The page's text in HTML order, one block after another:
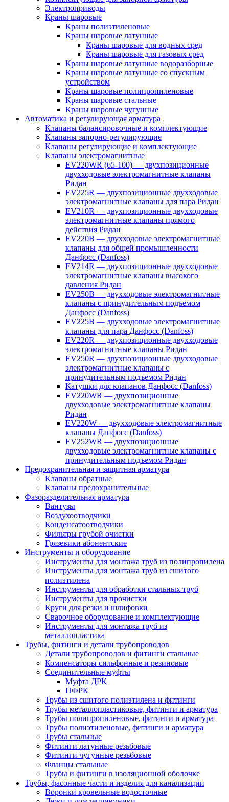
Электроприводы
Краны шаровые
Краны полиэтиленовые
Краны шаровые латунные
Краны шаровые для водных сред
Краны шаровые для газовых сред
Краны шаровые латунные водоразборные
Краны шаровые латунные со спускным
устройством
Краны шаровые полипропиленовые
Краны шаровые стальные
Краны шаровые чугунные
Автоматика и регулирующая арматура
Клапаны балансировочные и комплектующие
Клапаны запорно-регулирующие
Клапаны регулирующие и комплектующие
Клапаны электромагнитные
EV220WR (65-100) — двухпозиционные
двухходовые электромагнитные клапаны
Ридан
EV225R — двухпозиционные двухходовые
электромагнитные клапаны для пара Ридан
EV210R — двухпозиционные двухходовые
электромагнитные клапаны прямого
действия Ридан
EV220B — двухходовые электромагнитные
клапаны для общей промышленности
Данфосс (Danfoss)
EV214R — двухпозиционные двухходовые
электромагнитные клапаны высокого
давления Ридан
EV250B — двухходовые электромагнитные
клапаны с принудительным подъемом
Данфосс (Danfoss)
EV225B — двухходовые электромагнитные
клапаны для пара Данфосс (Danfoss)
EV220R — двухпозиционные двухходовые
электромагнитные клапаны Ридан
EV250R — двухпозиционные двухходовые
электромагнитные клапаны с
принудительным подъемом Ридан
Катушки для клапанов Данфосс (Danfoss)
EV220WR — двухпозиционные
двухходовые электромагнитные клапаны
Ридан
EV220W — двухходовые электромагнитные
клапаны Данфосс (Danfoss)
EV252WR — двухпозиционные
двухходовые электромагнитные клапаны с
принудительным подъемом Ридан
Предохранительная и защитная арматура
Клапаны обратные
Клапаны предохранительные
Фазоразделительная арматура
Вантузы
Воздухоотводчики
Конденсатоотводчики
Фильтры грубой очистки
Грязевики абонентские
Инструменты и оборудование
Инструменты для монтажа труб из полипропилена
Инструменты для монтажа труб из сшитого
полиэтилена
Инструменты для обработки стальных труб
Инструменты для прочистки
Круги для резки и шлифовки
Сварочное оборудование и комплектующие
Инструменты для монтажа труб из
металлопластика
Трубы, фитинги и детали трубопроводов
Детали трубопроводов и фитинги стальные
Компенсаторы сильфонные и резиновые
Соединительные муфты
Муфта ДРК
ПФРК
Трубы из сшитого полиэтилена и фитинги
Трубы металлопластиковые, фитинги и арматура
Трубы полипропиленовые, фитинги и арматура
Трубы полиэтиленовые, фитинги и арматура
Трубы стальные
Фитинги латунные резьбовые
Фитинги чугунные резьбовые
Фланцы стальные
Трубы и фитинги в изоляционной оболочке
Трубы, фасонные части и изделия для канализации
Воронки кровельные водосточные